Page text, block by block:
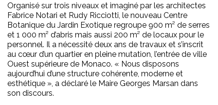
Organisé sur trois niveaux et imaginé par les architectes
Fabrice Notari et Rudy Ricciotti, le nouveau Centre
Botanique du Jardin Exotique regroupe 900 m² de serres
et 1 000 m² d’abris mais aussi 200 m² de locaux pour le
personnel. Il a nécessité deux ans de travaux et s’inscrit
au cœur d’un quartier en pleine mutation, l’entrée de ville
Ouest supérieure de Monaco. « Nous disposons
aujourd’hui d’une structure cohérente, moderne et
esthétique », a déclaré le Maire Georges Marsan dans
son discours.